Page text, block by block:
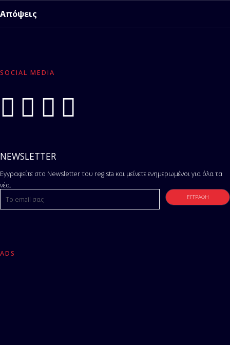
Απόψεις
SOCIAL MEDIA
NEWSLETTER
Εγγραφείτε στο Newsletter του regista και μείνετε ενημερωμένοι για όλα τα
νέα.
ADS